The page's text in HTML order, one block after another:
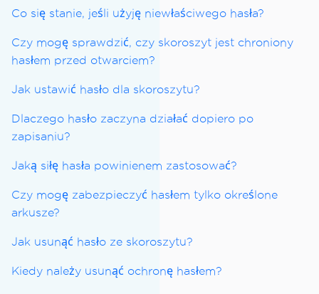
Co się stanie, jeśli użyję niewłaściwego hasła?
Czy mogę sprawdzić, czy skoroszyt jest chroniony
hasłem przed otwarciem?
Jak ustawić hasło dla skoroszytu?
Dlaczego hasło zaczyna działać dopiero po
zapisaniu?
Jaką siłę hasła powinienem zastosować?
Czy mogę zabezpieczyć hasłem tylko określone
arkusze?
Jak usunąć hasło ze skoroszytu?
Kiedy należy usunąć ochronę hasłem?